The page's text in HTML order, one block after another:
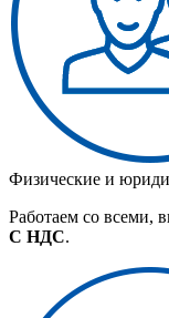
Физические и
Работаем со всеми,
С НДС.